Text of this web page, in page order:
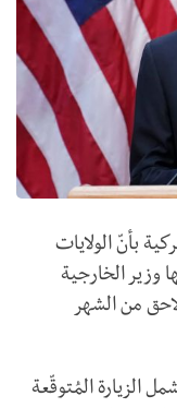
بأنّ الولايات
وزير الخارجية
من الشهر
الزيارة المُتوقّعة